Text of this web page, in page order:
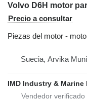
Precio a consultar
Piezas del motor -
Suecia, Arvika
IMD Industry & Marine